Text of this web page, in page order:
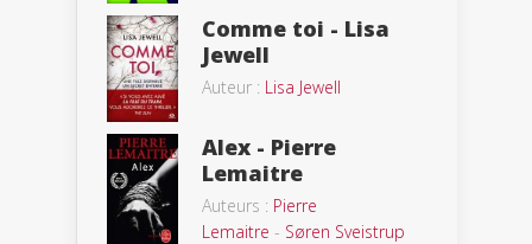
Comme toi - Lisa
Jewell
Auteur : Lisa Jewell
Alex - Pierre
Lemaitre
Auteurs : Pierre
Lemaitre - Søren Sveistrup